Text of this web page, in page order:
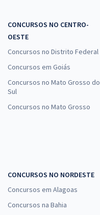
CONCURSOS NO CENTRO-
OESTE
Concursos no Distrito Federal
Concursos em Goiás
Concursos no Mato Grosso do
Sul
Concursos no Mato Grosso
CONCURSOS NO NORDESTE
Concursos em Alagoas
Concursos na Bahia